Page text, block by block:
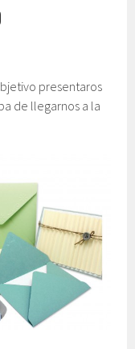
presentaros
de llegarnos a la